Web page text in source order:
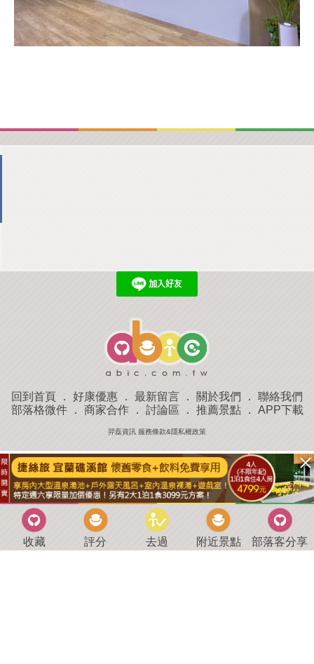
回到首頁 ． 好康優惠 ． 最新留言 ． 關於我們 ． 聯絡我們
部落格微件． 商家合作． 討論區 ． 推薦景點． APP下載
羿磊資訊 服務條款&隱私權政策
收藏 評分 去過 附近景點 部落客分享